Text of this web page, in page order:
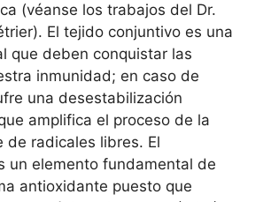
(véanse los trabajos del Dr.
El tejido conjuntivo es una
que deben conquistar las
inmunidad; en caso de
una desestabilización
amplifica el proceso de la
de radicales libres. El
un elemento fundamental de
antioxidante puesto que